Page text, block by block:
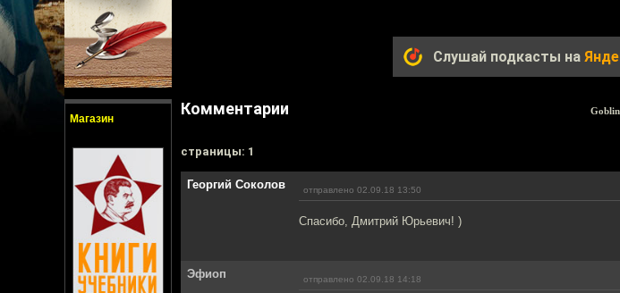
Магазин
Слушай подкасты на
Комментарии
cтраницы: 1
Георгий Соколов отправлено 02.09.18 13:50
Спасибо, Дмитрий Юрьевич! )
Эфиоп отправлено 02.09.18 14:18